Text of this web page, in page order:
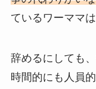
ているワーママは
辞めるにしても
時間的にも人員